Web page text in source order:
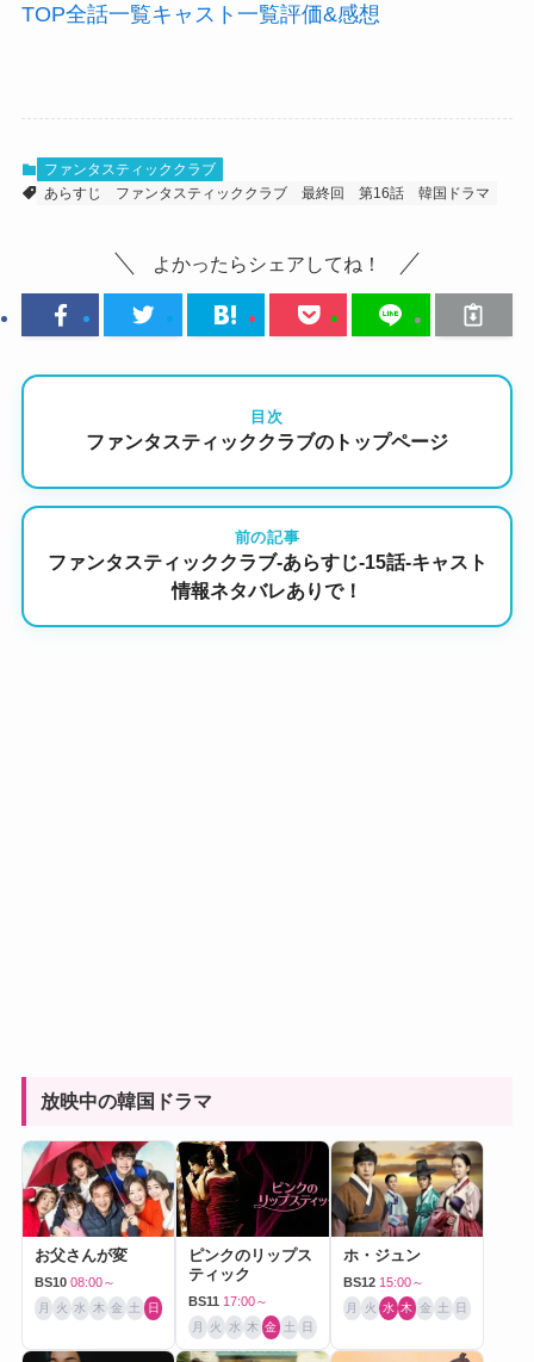
TOP全話一覧キャスト 一覧評価&感想
ファンタスティッククラブ
あらすじ
ファンタスティッククラブ 最終回 第16話 韓国ドラマ
よかったらシェアしてね！
目次
ファンタスティッククラブのトップページ
前の記事
ファンタスティッククラブ-あらすじ-15話-キャスト
情報ネタバレありで！
放映中の韓国ドラマ
お父さんが変
BS10 08:00～
月 火 水 木 金 土 日
ピンクのリップス
ティック
BS11 17:00～
月 火 水 木 金 土 日
ホ・ジュン
BS12 15:00～
月 火 水 木 金 土 日